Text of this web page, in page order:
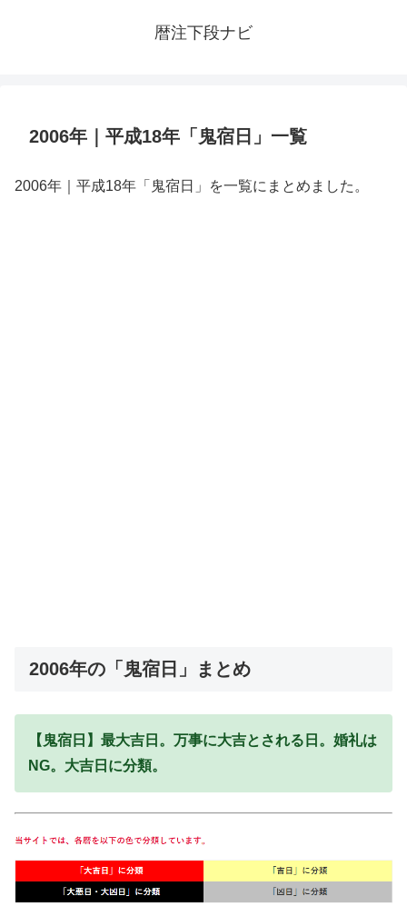
暦注下段ナビ
2006年｜平成18年「鬼宿日」一覧
2006年｜平成18年「鬼宿日」を一覧にまとめました。
2006年の「鬼宿日」まとめ
【鬼宿日】最大吉日。万事に大吉とされる日。婚礼は
NG。大吉日に分類。